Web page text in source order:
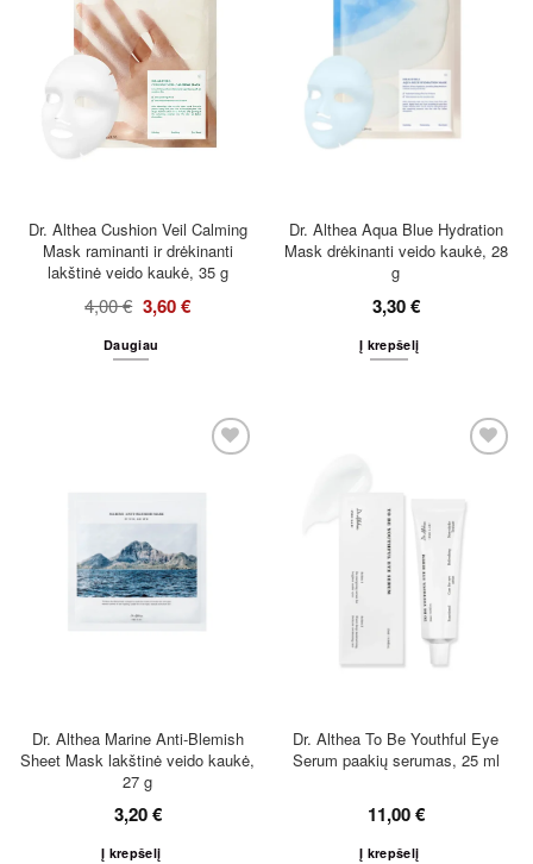
Dr. Althea Cushion Veil Calming
Mask raminanti ir drėkinanti
lakštinė veido kaukė, 35 g
4,00€ 3,60€
Daugiau
Dr. Althea Aqua Blue Hydration
Mask drėkinanti veido kaukė, 28
g
3,30€
Į krepšelį
Dr. Althea Marine Anti-Blemish
Sheet Mask lakštinė veido kaukė,
27 g
3,20€
Į krepšelį
Dr. Althea To Be Youthful Eye
Serum paakių serumas, 25 ml
11,00€
Į krepšelį